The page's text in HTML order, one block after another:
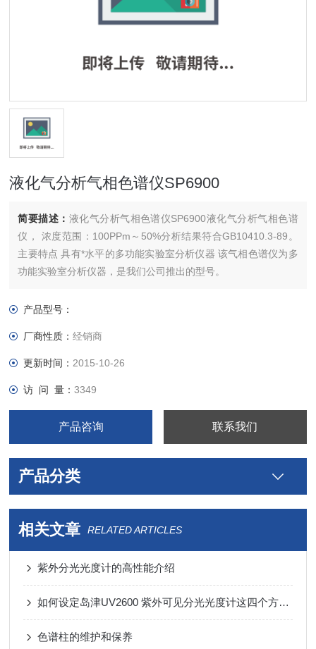
液化气分析气相色谱仪SP6900
简要描述： 液化气分析气相色谱仪SP6900液化气分析气相色谱
仪， 浓度范围：100PPm～50%分析结果符合GB10410.3-89。
主要特点 具有*水平的多功能实验室分析仪器 该气相色谱仪为多
功能实验室分析仪器，是我们公司推出的型号。
产品型号：
厂商性质：经销商
更新时间： 2015-10-26
访 问 量：3349
产品咨询 联系我们
产品分类
相关文章 RELATED ARTICLES
紫外分光光度计的高性能介绍
如何设定岛津UV2600 紫外可见分光光度计这四个方面的条件？
色谱柱的维护和保养